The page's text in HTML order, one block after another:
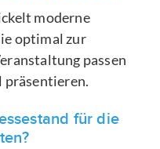
moderne
optimal zur
passen
präsentieren.
für die